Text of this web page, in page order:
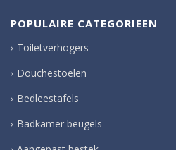
POPULAIRE CATEGORIEEN
Toiletverhogers
Douchestoelen
Bedleestafels
Badkamer beugels